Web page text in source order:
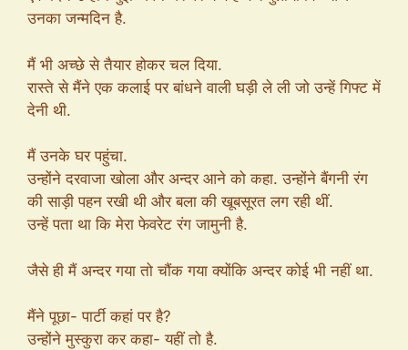
उनका जन्मदिन है.
मैं भी अच्छे से तैयार होकर चल दिया.
रास्ते से मैंने एक कलाई पर बांधने वाली घड़ी ले ली जो उन्हें गिफ्ट में
देनी थी.
मैं उनके घर पहुंचा.
उन्होंने दरवाजा खोला और अन्दर आने को कहा. उन्होंने बैंगनी रंग
की साड़ी पहन रखी थी और बला की खूबसूरत लग रही थीं.
उन्हें पता था कि मेरा फेवरेट रंग जामुनी है.
जैसे ही मैं अन्दर गया तो चौंक गया क्योंकि अन्दर कोई भी नहीं था.
मैंने पूछा- पार्टी कहां पर है?
उन्होंने मुस्कुरा कर कहा- यहीं तो है.